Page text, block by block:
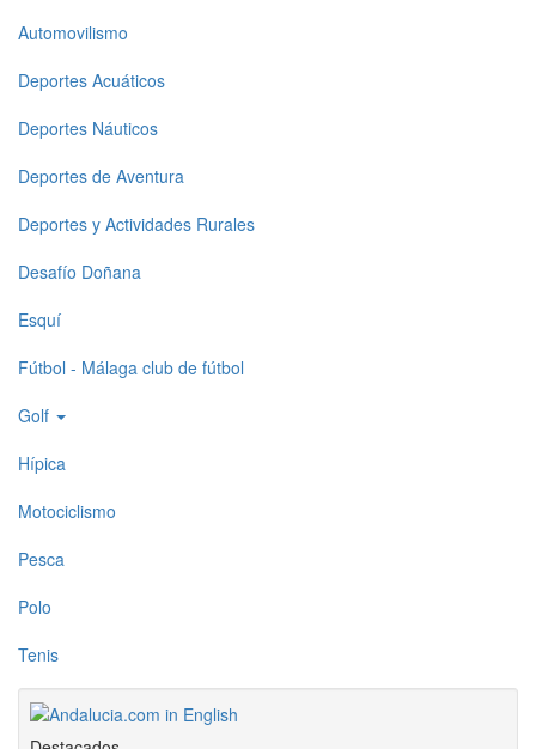
Top
level
menu
1
Automovilismo
Deportes Acuáticos
Deportes Náuticos
Deportes de Aventura
Deportes y Actividades Rurales
Desafío Doñana
Esquí
Fútbol - Málaga club de fútbol
Golf
Hípica
Motociclismo
Pesca
Polo
Tenis